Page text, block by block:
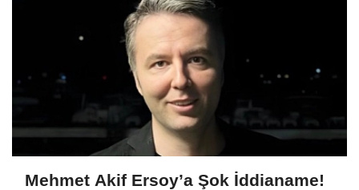
Mehmet Akif Ersoy’a Şok İddianame!